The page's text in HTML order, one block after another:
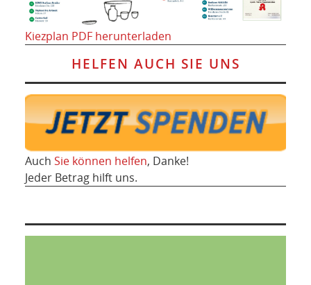
Kiezplan PDF herunterladen
HELFEN AUCH SIE UNS
Auch Sie können helfen, Danke!
Jeder Betrag hilft uns.